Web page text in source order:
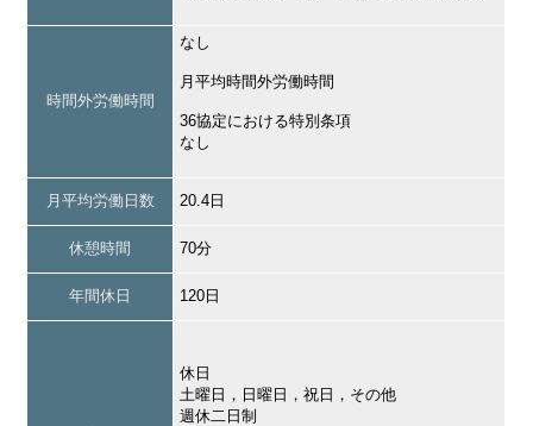
時間外労働時間
なし
月平均時間外労働時間
36協定における特別条項
なし
月平均労働日数 20.4日
休憩時間 70分
年間休日 120日
休日
土曜日，日曜日，祝日，その他
週休二日制